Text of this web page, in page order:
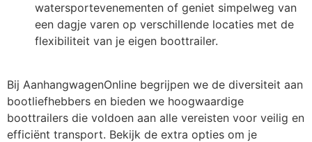
watersportevenementen of geniet simpelweg van
een dagje varen op verschillende locaties met de
flexibiliteit van je eigen boottrailer.
Bij AanhangwagenOnline begrijpen we de diversiteit aan
bootliefhebbers en bieden we hoogwaardige
boottrailers die voldoen aan alle vereisten voor veilig en
efficiënt transport. Bekijk de extra opties om je